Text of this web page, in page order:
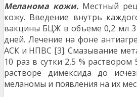
Меланома кожи. Местный
кожу. Введение внутрь
вакцины БЦЖ в объеме 0,2 мл 3
дней. Лечение на фоне
АСК и НПВС [3]. Смазывание
10 раз в сутки 2,5 %
растворе димексида до
меланомы и появления на их